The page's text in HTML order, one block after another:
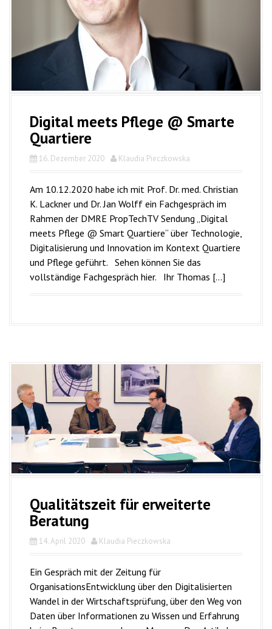
Digital meets Pflege @ Smarte
Quartiere
16. Dezember 2020 Klaudia Pieczkowska
Am 10.12.2020 habe ich mit Prof. Dr. med. Christian
K. Lackner und Dr. Jan Wolff ein Fachgespräch im
Rahmen der DMRE PropTechTV Sendung „Digital
meets Pflege @ Smart Quartiere“ über Technologie,
Digitalisierung und Innovation im Kontext Quartiere
und Pflege geführt. Sehen können Sie das
vollständige Fachgespräch hier. Ihr Thomas […]
Qualitätszeit für erweiterte
Beratung
14. April 2020 Klaudia Pieczkowska
Ein Gespräch mit der Zeitung für
OrganisationsEntwicklung über den Digitalisierten
Wandel in der Wirtschaftsprüfung, über den Weg von
Daten über Informationen zu Wissen und Erfahrung